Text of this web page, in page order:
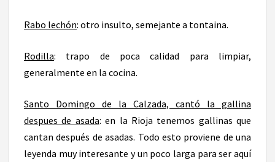
Rabo lechón: otro insulto, semejante a tontaina.
Rodilla: trapo de poca calidad para limpiar,
generalmente en la cocina.
Santo Domingo de la Calzada, cantó la gallina
despues de asada: en la Rioja tenemos gallinas que
cantan después de asadas. Todo esto proviene de una
leyenda muy interesante y un poco larga para ser aquí